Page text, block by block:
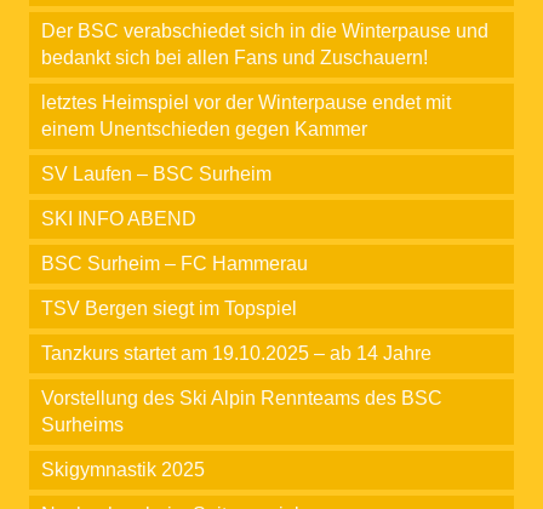
Der BSC verabschiedet sich in die Winterpause und
bedankt sich bei allen Fans und Zuschauern!
letztes Heimspiel vor der Winterpause endet mit
einem Unentschieden gegen Kammer
SV Laufen – BSC Surheim
SKI INFO ABEND
BSC Surheim – FC Hammerau
TSV Bergen siegt im Topspiel
Tanzkurs startet am 19.10.2025 – ab 14 Jahre
Vorstellung des Ski Alpin Rennteams des BSC
Surheims
Skigymnastik 2025